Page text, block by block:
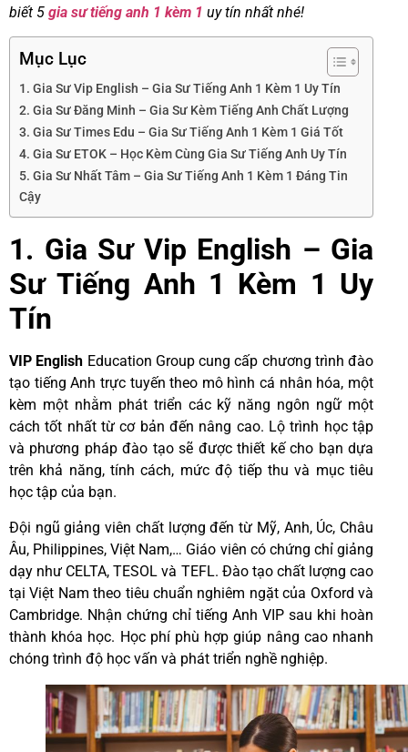
biết 5 gia sư tiếng anh 1 kèm 1 uy tín nhất nhé!
Mục Lục
1. Gia Sư Vip English – Gia Sư Tiếng Anh 1 Kèm 1 Uy Tín
2. Gia Sư Đăng Minh – Gia Sư Kèm Tiếng Anh Chất Lượng
3. Gia Sư Times Edu – Gia Sư Tiếng Anh 1 Kèm 1 Giá Tốt
4. Gia Sư ETOK – Học Kèm Cùng Gia Sư Tiếng Anh Uy Tín
5. Gia Sư Nhất Tâm – Gia Sư Tiếng Anh 1 Kèm 1 Đáng Tin
Cậy
1. Gia Sư Vip English – Gia
Sư Tiếng Anh 1 Kèm 1 Uy
Tín
VIP English Education Group cung cấp chương trình đào
tạo tiếng Anh trực tuyến theo mô hình cá nhân hóa, một
kèm một nhằm phát triển các kỹ năng ngôn ngữ một
cách tốt nhất từ ​​cơ bản đến nâng cao. Lộ trình học tập
và phương pháp đào tạo sẽ được thiết kế cho bạn dựa
trên khả năng, tính cách, mức độ tiếp thu và mục tiêu
học tập của bạn.
Đội ngũ giảng viên chất lượng đến từ Mỹ, Anh, Úc, Châu
Âu, Philippines, Việt Nam,… Giáo viên có chứng chỉ giảng
dạy như CELTA, TESOL và TEFL. Đào tạo chất lượng cao
tại Việt Nam theo tiêu chuẩn nghiêm ngặt của Oxford và
Cambridge. Nhận chứng chỉ tiếng Anh VIP sau khi hoàn
thành khóa học. Học phí phù hợp giúp nâng cao nhanh
chóng trình độ học vấn và phát triển nghề nghiệp.